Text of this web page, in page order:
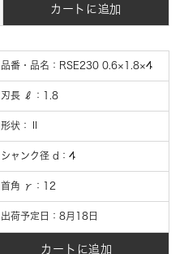
カートに追加
品番・品名： RSE230 0.6×1.8×4
刃長 ℓ ： 1.8
形状 ： Ⅱ
シャンク径 d ： 4
首角 γ ： 12
出荷予定日： 8月18日
カートに追加